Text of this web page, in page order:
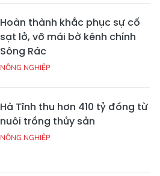
Hoàn thành khắc phục sự cố
sạt lở, vỡ mái bờ kênh chính
Sông Rác
NÔNG NGHIỆP
Hà Tĩnh thu hơn 410 tỷ đồng từ
nuôi trồng thủy sản
NÔNG NGHIỆP